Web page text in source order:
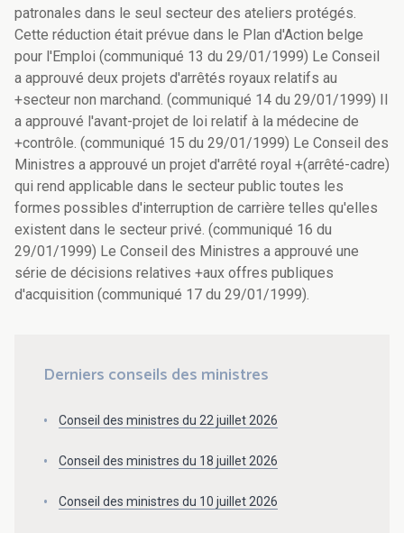
patronales dans le seul secteur des ateliers protégés.
Cette réduction était prévue dans le Plan d'Action belge
pour l'Emploi (communiqué 13 du 29/01/1999) Le Conseil
a approuvé deux projets d'arrêtés royaux relatifs au
+secteur non marchand. (communiqué 14 du 29/01/1999) Il
a approuvé l'avant-projet de loi relatif à la médecine de
+contrôle. (communiqué 15 du 29/01/1999) Le Conseil des
Ministres a approuvé un projet d'arrêté royal +(arrêté-cadre)
qui rend applicable dans le secteur public toutes les
formes possibles d'interruption de carrière telles qu'elles
existent dans le secteur privé. (communiqué 16 du
29/01/1999) Le Conseil des Ministres a approuvé une
série de décisions relatives +aux offres publiques
d'acquisition (communiqué 17 du 29/01/1999).
Derniers conseils des ministres
Conseil des ministres du 22 juillet 2026
Conseil des ministres du 18 juillet 2026
Conseil des ministres du 10 juillet 2026